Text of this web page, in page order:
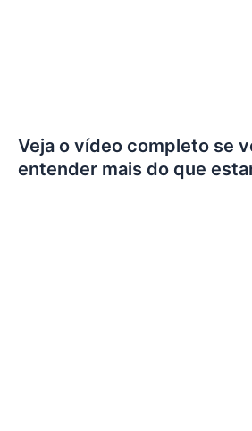
Veja o vídeo completo se
entender mais do que